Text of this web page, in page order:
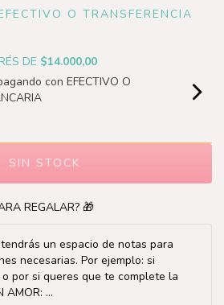
O TRANSFERENCIA
DE $14.000,00
con EFECTIVO O
REGALAR? 🎁
un espacio de notas para
necesarias. Por ejemplo: si
por si queres que te complete la
AMOR: ...